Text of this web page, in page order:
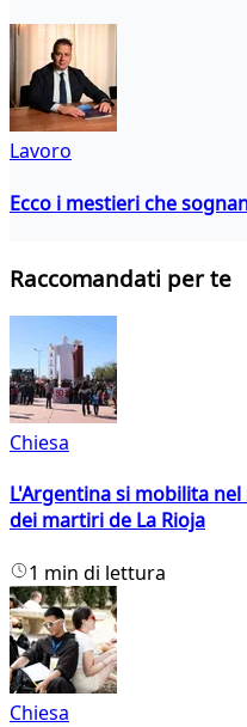
Lavoro
Ecco i mestieri che
Raccomandati per te
Chiesa
L'Argentina si mobilita
dei martiri de La Rioja
1 min di lettura
Chiesa